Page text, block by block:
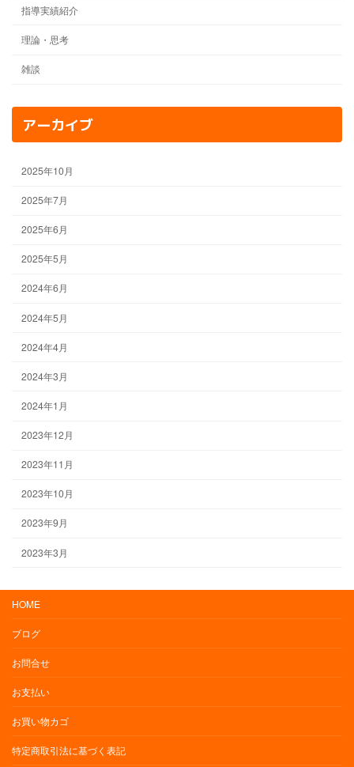
指導実績紹介
理論・思考
雑談
アーカイブ
2025年10月
2025年7月
2025年6月
2025年5月
2024年6月
2024年5月
2024年4月
2024年3月
2024年1月
2023年12月
2023年11月
2023年10月
2023年9月
2023年3月
HOME
ブログ
お問合せ
お支払い
お買い物カゴ
特定商取引法に基づく表記